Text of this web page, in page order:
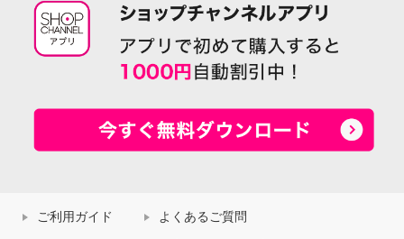
ご利用ガイド よくあるご質問